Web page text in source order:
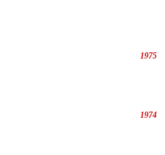
1975
1974